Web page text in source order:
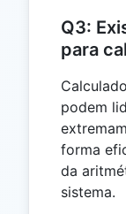
Q3:
para
podem
forma
da
sistema.